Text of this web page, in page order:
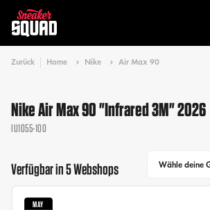
Zurück Home Nike Air Max 90
Nike Air Max 90 "Infrared 3M" 2026
IU1055-100
Verfügbar in 5 Webshops Wähle deine
MAY